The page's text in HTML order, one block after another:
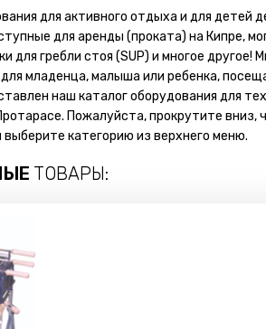
для активного отдыха и для
для аренды (проката) на Кипре,
для гребли стоя (SUP) и многое
младенца, малыша или ребенка,
наш каталог оборудования для
Пожалуйста, прокрутите
выберите категорию из верхнего меню.
ТОВАРЫ: